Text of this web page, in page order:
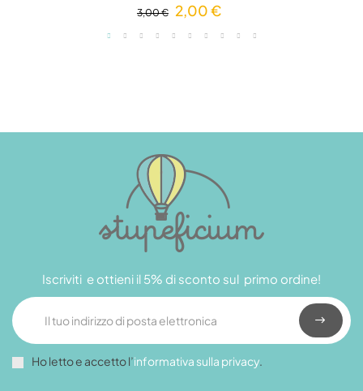
3,00 € 2,00 €
Iscriviti e ottieni il 5% di sconto sul primo ordine!
Ho letto e accetto l’informativa sulla privacy.